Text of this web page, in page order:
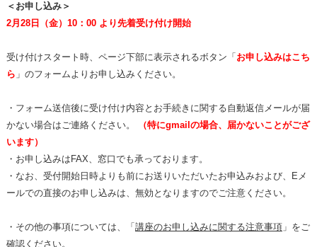
＜お申し込み＞
2月28日（金）10：00 より先着受け付け開始
受け付けスタート時、ページ下部に表示されるボタン「 お申し込みはこち
ら 」のフォームよりお申し込みください。
・フォーム送信後に受け付け内容とお手続きに関する自動返信メールが届
かない場合はご連絡ください。
（特にgmailの場合、届かないことがござ
います）
・お申し込みはFAX、窓口でも承っております。
・なお、受付開始日時よりも前にお送りいただいたお申込みおよび、Eメ
ールでの直接のお申し込みは、無効となりますのでご注意ください。
・その他の事項については、「 講座のお申し込みに関する注意事項」をご
確認ください。